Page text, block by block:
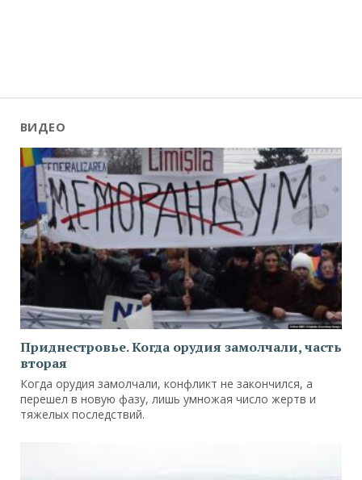
ВИДЕО
Приднестровье. Когда орудия замолчали, часть
вторая
Когда орудия замолчали, конфликт не закончился, а
перешел в новую фазу, лишь умножая число жертв и
тяжелых последствий.